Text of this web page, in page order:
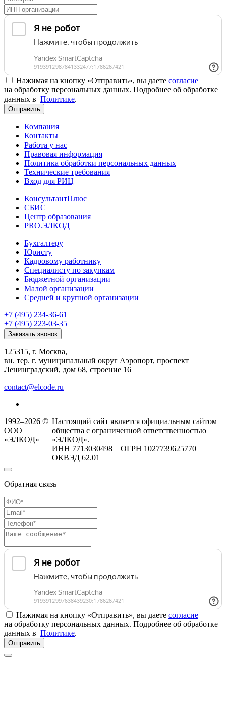
Нажимая на кнопку «Отправить», вы даете согласие
на обработку персональных данных. Подробнее об обработке
данных в Политике.
Отправить
Компания
Контакты
Работа у нас
Правовая информация
Политика обработки персональных данных
Технические требования
Вход для РИЦ
КонсультантПлюс
СБИС
Центр образования
PRO.ЭЛКОД
Бухгалтеру
Юристу
Кадровому работнику
Специалисту по закупкам
Бюджетной организации
Малой организации
Средней и крупной организации
+7 (495) 234-36-61
+7 (495) 223-03-35
Заказать звонок
125315, г. Москва,
вн. тер. г. муниципальный округ Аэропорт, проспект
Ленинградский, дом 68, строение 16
contact@elcode.ru
1992–2026 ©
ООО
«ЭЛКОД»
Настоящий сайт является официальным сайтом
общества с ограниченной ответственностью
«ЭЛКОД».
ИНН 7713030498 ОГРН 1027739625770
ОКВЭД 62.01
Обратная связь
Нажимая на кнопку «Отправить», вы даете согласие
на обработку персональных данных. Подробнее об обработке
данных в Политике.
Отправить